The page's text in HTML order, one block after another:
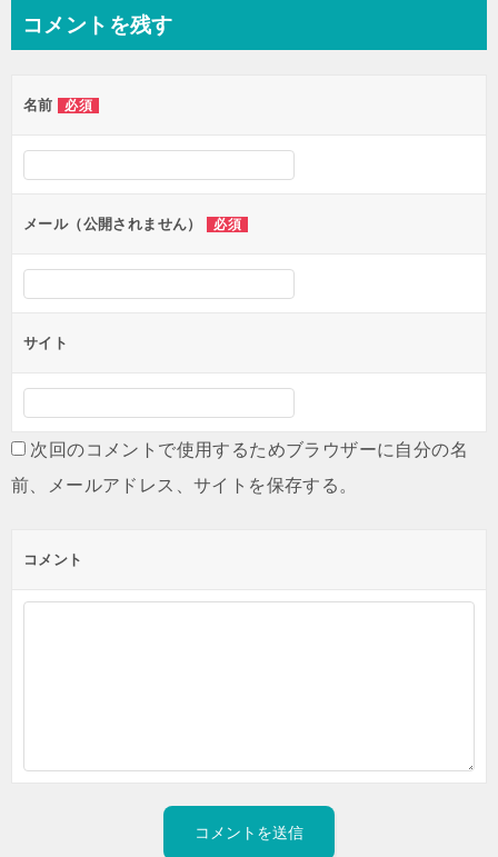
ビ
ー
シ
ョ
ン
コメントを残す
名前 必須
メール（公開されません） 必須
サイト
次回のコメントで使用するためブラウザーに自分の名
前、メールアドレス、サイトを保存する。
コメント